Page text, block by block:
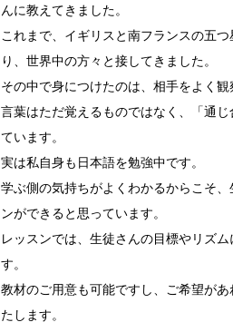
んに教えてきました。
これまで、イギリスと南フランスの五
り、世界中の方々と接してきました。
その中で身につけたのは、相手をよく観
言葉はただ覚えるものではなく、「通
ています。
実は私自身も日本語を勉強中です。
学ぶ側の気持ちがよくわかるからこそ
ンができると思っています。
レッスンでは、生徒さんの目標やリズ
す。
教材のご用意も可能ですし、ご希望が
たします。